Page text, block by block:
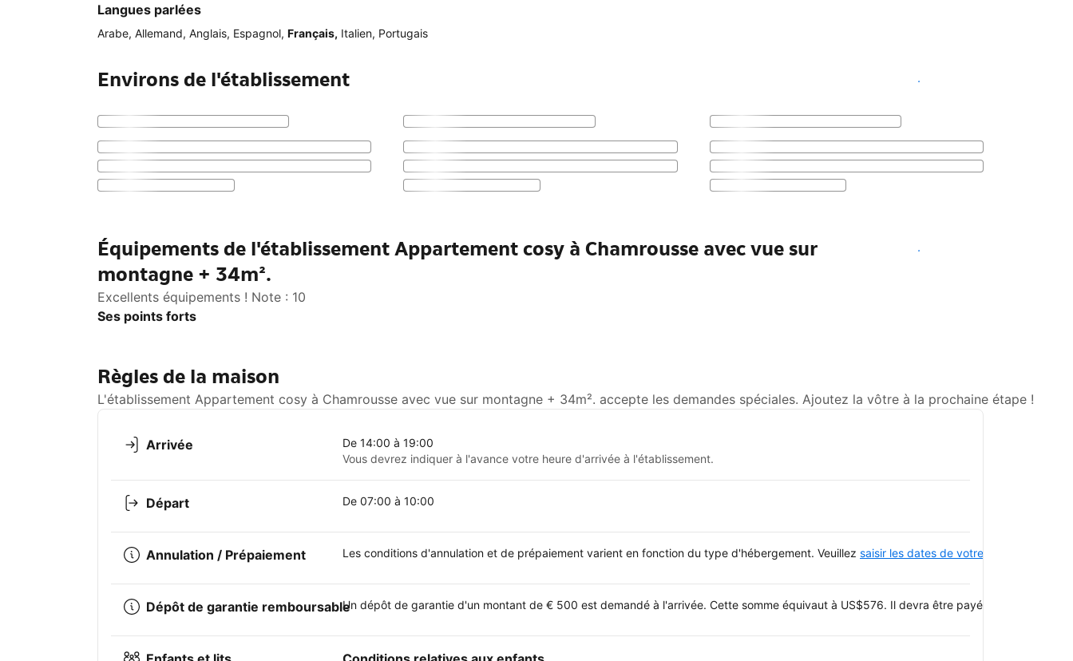
Langues parlées
Arabe, Allemand, Anglais, Espagnol, Français, Italien, Portugais
Environs de l'établissement Voir les disponibilités
Équipements de l'établissement Appartement cosy à Chamrousse avec vue sur
montagne + 34m².
Excellents équipements ! Note : 10
Voir les disponibilités
Ses points forts
Règles de la maison
L'établissement Appartement cosy à Chamrousse avec vue sur montagne + 34m². accepte les demandes spéciales. Ajoutez la vôtre à la prochaine étape !
Arrivée
De 14:00 à 19:00
Vous devrez indiquer à l'avance votre heure d'arrivée à l'établissement.
Départ De 07:00 à 10:00
Annulation / Prépaiement Les conditions d'annulation et de prépaiement varient en fonction du type d'hébergement. Veuillez saisir les dates de votre séjour
Dépôt de garantie remboursableUn dépôt de garantie d'un montant de € 500 est demandé à l'arrivée. Cette somme équivaut à US$576. Il devra être payé en espèces.